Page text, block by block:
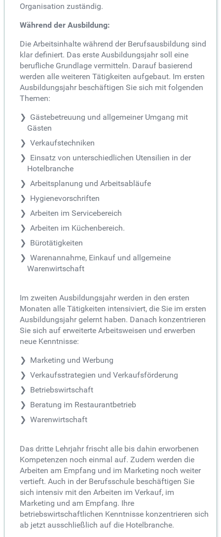
Organisation zuständig.
Während der Ausbildung:
Die Arbeitsinhalte während der Berufsausbildung sind
klar definiert. Das erste Ausbildungsjahr soll eine
berufliche Grundlage vermitteln. Darauf basierend
werden alle weiteren Tätigkeiten aufgebaut. Im ersten
Ausbildungsjahr beschäftigen Sie sich mit folgenden
Themen:
Gästebetreuung und allgemeiner Umgang mit
Gästen
Verkaufstechniken
Einsatz von unterschiedlichen Utensilien in der
Hotelbranche
Arbeitsplanung und Arbeitsabläufe
Hygienevorschriften
Arbeiten im Servicebereich
Arbeiten im Küchenbereich.
Bürotätigkeiten
Warenannahme, Einkauf und allgemeine
Warenwirtschaft
Im zweiten Ausbildungsjahr werden in den ersten
Monaten alle Tätigkeiten intensiviert, die Sie im ersten
Ausbildungsjahr gelernt haben. Danach konzentrieren
Sie sich auf erweiterte Arbeitsweisen und erwerben
neue Kenntnisse:
Marketing und Werbung
Verkaufsstrategien und Verkaufsförderung
Betriebswirtschaft
Beratung im Restaurantbetrieb
Warenwirtschaft
Das dritte Lehrjahr frischt alle bis dahin erworbenen
Kompetenzen noch einmal auf. Zudem werden die
Arbeiten am Empfang und im Marketing noch weiter
vertieft. Auch in der Berufsschule beschäftigen Sie
sich intensiv mit den Arbeiten im Verkauf, im
Marketing und am Empfang. Ihre
betriebswirtschaftlichen Kenntnisse konzentrieren sich
ab jetzt ausschließlich auf die Hotelbranche.